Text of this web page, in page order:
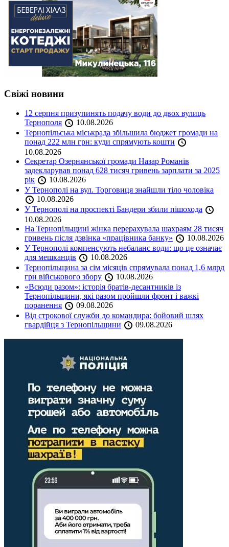
Свіжі новини
12 серпня призупинять подачу води до двох вулиць
Тернополя
10.08.2026
Тернопільська міськрада збільшила бюджет громади на
понад 222 млн грн: куди спрямують кошти
10.08.2026
Секретар Озернянської громади Назар Романів
задекларував понад 628 тисяч гривень зарплати за 2025
рік
10.08.2026
У Тернополі на вул. Торговиця знайшли тіло чоловіка
10.08.2026
У Тернополі на проспекті Бандери збили пішохода
10.08.2026
На Тернопільщині жінка перерахувала шахраям 28 тисяч
гривень після дзвінка «працівника банку»
10.08.2026
У Тернополі компенсують небаланс води: що це означає
для мешканців
10.08.2026
Тернопільщина за сім місяців спрямувала понад 1,6 млрд
грн військового збору
10.08.2026
«Всюди разом»: історія братів-десантників із
Тернопільщини, які разом пройшли фронт і важкі
поранення
09.08.2026
Від строкової служби до командира: бойовий шлях
гвардійця з Тернопільщини
09.08.2026